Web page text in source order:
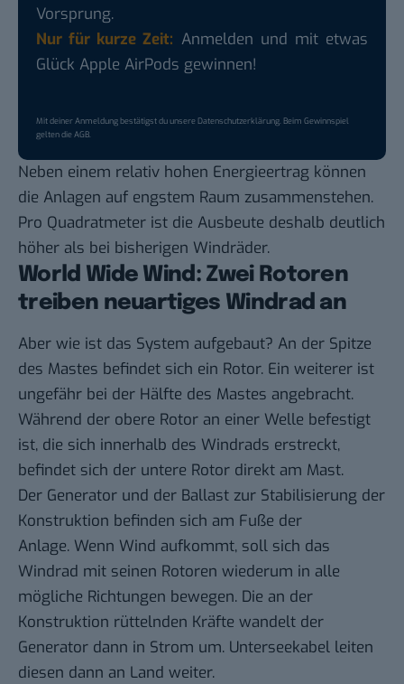
Vorsprung.
Nur für kurze Zeit: Anmelden und mit etwas
Glück Apple AirPods gewinnen!
Mit deiner Anmeldung bestätigst du unsereDatenschutzerklärung. Beim Gewinnspiel
gelten dieAGB.
Neben einem relativ hohen Energieertrag können
die Anlagen auf engstem Raum zusammenstehen.
Pro Quadratmeter ist die Ausbeute deshalb deutlich
höher als bei bisherigen Windräder.
World Wide Wind: Zwei Rotoren
treiben neuartiges Windrad an
Aber wie ist das System aufgebaut? An der Spitze
des Mastes befindet sich ein Rotor. Ein weiterer ist
ungefähr bei der Hälfte des Mastes angebracht.
Während der obere Rotor an einer Welle befestigt
ist, die sich innerhalb des Windrads erstreckt,
befindet sich der untere Rotor direkt am Mast.
Der Generator und der Ballast zur Stabilisierung der
Konstruktion befinden sich am Fuße der
Anlage. Wenn Wind aufkommt, soll sich das
Windrad mit seinen Rotoren wiederum in alle
mögliche Richtungen bewegen. Die an der
Konstruktion rüttelnden Kräfte wandelt der
Generator dann in Strom um. Unterseekabel leiten
diesen dann an Land weiter.